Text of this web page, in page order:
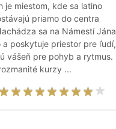
je miestom, kde sa latino
priamo do centra
sa na Námestí Jána
a poskytuje priestor pre ľudí,
vášeň pre pohyb a rytmus.
kurzy ...